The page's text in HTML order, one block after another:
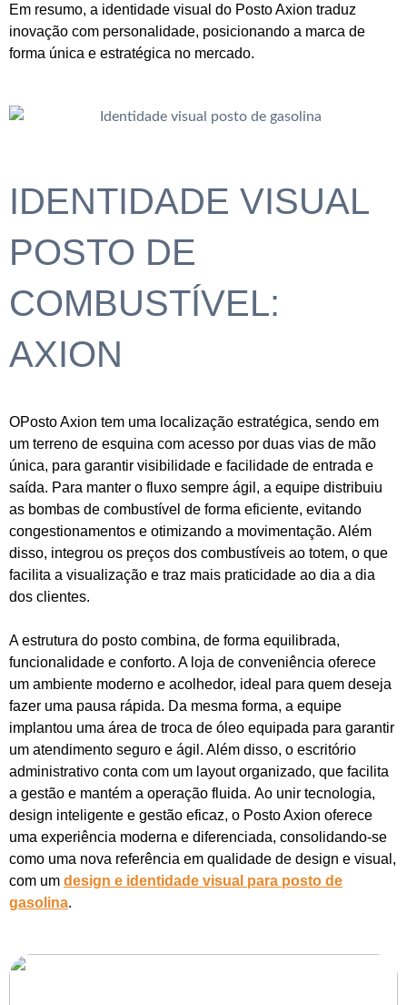
Em resumo, a identidade visual do Posto Axion traduz
inovação com personalidade, posicionando a marca de
forma única e estratégica no mercado.
IDENTIDADE VISUAL
POSTO DE
COMBUSTÍVEL:
AXION
OPosto Axion tem uma localização estratégica, sendo em
um terreno de esquina com acesso por duas vias de mão
única, para garantir visibilidade e facilidade de entrada e
saída. Para manter o fluxo sempre ágil, a equipe distribuiu
as bombas de combustível de forma eficiente, evitando
congestionamentos e otimizando a movimentação. Além
disso, integrou os preços dos combustíveis ao totem, o que
facilita a visualização e traz mais praticidade ao dia a dia
dos clientes.
A estrutura do posto combina, de forma equilibrada,
funcionalidade e conforto. A loja de conveniência oferece
um ambiente moderno e acolhedor, ideal para quem deseja
fazer uma pausa rápida. Da mesma forma, a equipe
implantou uma área de troca de óleo equipada para garantir
um atendimento seguro e ágil. Além disso, o escritório
administrativo conta com um layout organizado, que facilita
a gestão e mantém a operação fluida. Ao unir tecnologia,
design inteligente e gestão eficaz, o Posto Axion oferece
uma experiência moderna e diferenciada, consolidando-se
como uma nova referência em qualidade de design e visual,
com um design e identidade visual para posto de
gasolina.